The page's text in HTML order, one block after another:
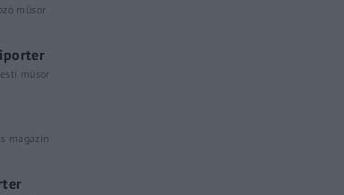
műsor
műsor
magazin